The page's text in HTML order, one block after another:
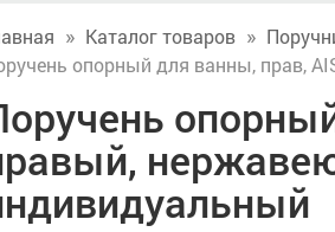
Каталог товаров
опорный для ванны, прав,